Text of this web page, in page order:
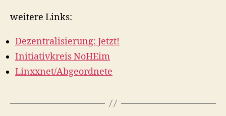
weitere Links:
Dezentralisierung: Jetzt!
Initiativkreis NoHEim
Linxxnet/Abgeordnete